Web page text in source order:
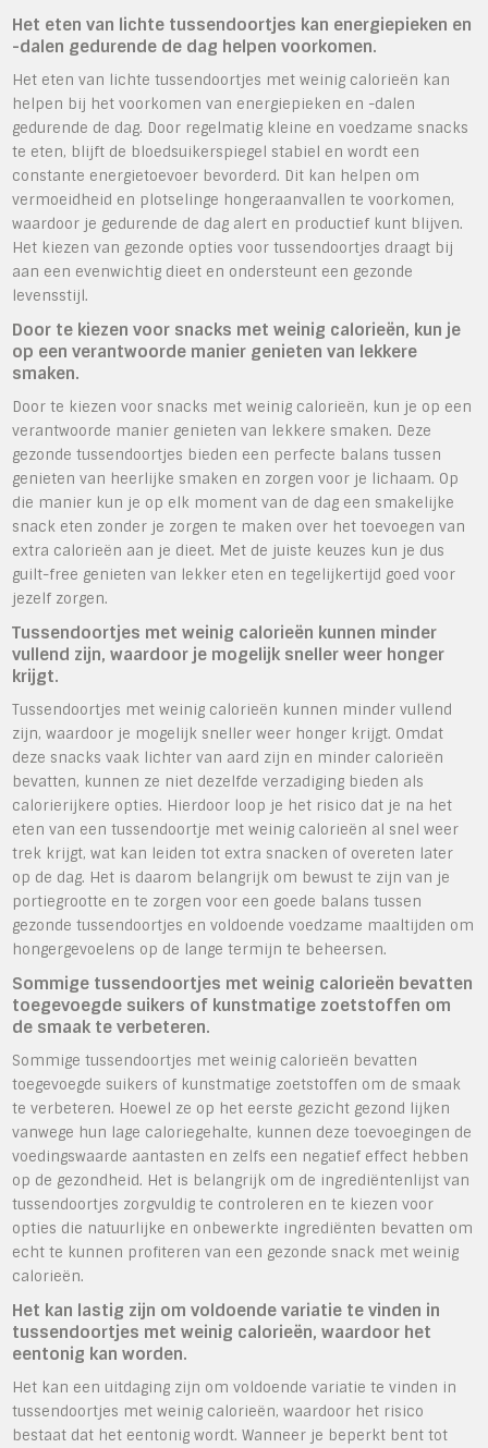
Het eten van lichte tussendoortjes kan energiepieken en
-dalen gedurende de dag helpen voorkomen.
Het eten van lichte tussendoortjes met weinig calorieën kan
helpen bij het voorkomen van energiepieken en -dalen
gedurende de dag. Door regelmatig kleine en voedzame snacks
te eten, blijft de bloedsuikerspiegel stabiel en wordt een
constante energietoevoer bevorderd. Dit kan helpen om
vermoeidheid en plotselinge hongeraanvallen te voorkomen,
waardoor je gedurende de dag alert en productief kunt blijven.
Het kiezen van gezonde opties voor tussendoortjes draagt bij
aan een evenwichtig dieet en ondersteunt een gezonde
levensstijl.
Door te kiezen voor snacks met weinig calorieën, kun je
op een verantwoorde manier genieten van lekkere
smaken.
Door te kiezen voor snacks met weinig calorieën, kun je op een
verantwoorde manier genieten van lekkere smaken. Deze
gezonde tussendoortjes bieden een perfecte balans tussen
genieten van heerlijke smaken en zorgen voor je lichaam. Op
die manier kun je op elk moment van de dag een smakelijke
snack eten zonder je zorgen te maken over het toevoegen van
extra calorieën aan je dieet. Met de juiste keuzes kun je dus
guilt-free genieten van lekker eten en tegelijkertijd goed voor
jezelf zorgen.
Tussendoortjes met weinig calorieën kunnen minder
vullend zijn, waardoor je mogelijk sneller weer honger
krijgt.
Tussendoortjes met weinig calorieën kunnen minder vullend
zijn, waardoor je mogelijk sneller weer honger krijgt. Omdat
deze snacks vaak lichter van aard zijn en minder calorieën
bevatten, kunnen ze niet dezelfde verzadiging bieden als
calorierijkere opties. Hierdoor loop je het risico dat je na het
eten van een tussendoortje met weinig calorieën al snel weer
trek krijgt, wat kan leiden tot extra snacken of overeten later
op de dag. Het is daarom belangrijk om bewust te zijn van je
portiegrootte en te zorgen voor een goede balans tussen
gezonde tussendoortjes en voldoende voedzame maaltijden om
hongergevoelens op de lange termijn te beheersen.
Sommige tussendoortjes met weinig calorieën bevatten
toegevoegde suikers of kunstmatige zoetstoffen om
de smaak te verbeteren.
Sommige tussendoortjes met weinig calorieën bevatten
toegevoegde suikers of kunstmatige zoetstoffen om de smaak
te verbeteren. Hoewel ze op het eerste gezicht gezond lijken
vanwege hun lage caloriegehalte, kunnen deze toevoegingen de
voedingswaarde aantasten en zelfs een negatief effect hebben
op de gezondheid. Het is belangrijk om de ingrediëntenlijst van
tussendoortjes zorgvuldig te controleren en te kiezen voor
opties die natuurlijke en onbewerkte ingrediënten bevatten om
echt te kunnen profiteren van een gezonde snack met weinig
calorieën.
Het kan lastig zijn om voldoende variatie te vinden in
tussendoortjes met weinig calorieën, waardoor het
eentonig kan worden.
Het kan een uitdaging zijn om voldoende variatie te vinden in
tussendoortjes met weinig calorieën, waardoor het risico
bestaat dat het eentonig wordt. Wanneer je beperkt bent tot